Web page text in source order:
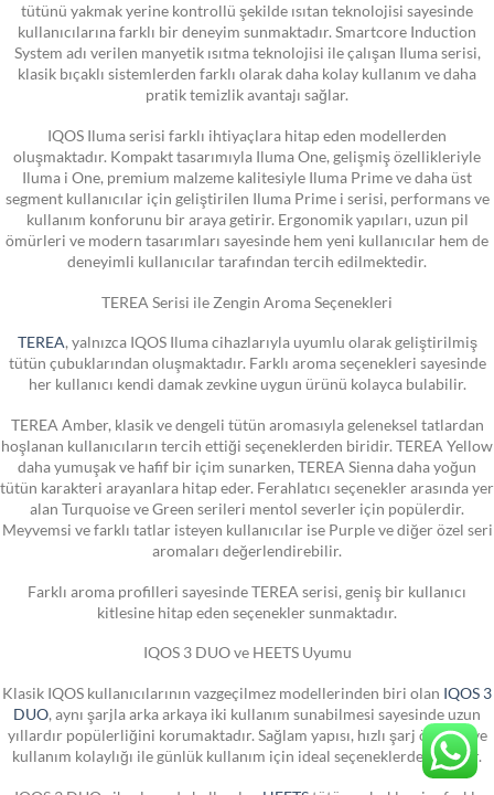
tütünü yakmak yerine kontrollü şekilde ısıtan teknolojisi sayesinde
kullanıcılarına farklı bir deneyim sunmaktadır. Smartcore Induction
System adı verilen manyetik ısıtma teknolojisi ile çalışan Iluma serisi,
klasik bıçaklı sistemlerden farklı olarak daha kolay kullanım ve daha
pratik temizlik avantajı sağlar.
IQOS Iluma serisi farklı ihtiyaçlara hitap eden modellerden
oluşmaktadır. Kompakt tasarımıyla Iluma One, gelişmiş özellikleriyle
Iluma i One, premium malzeme kalitesiyle Iluma Prime ve daha üst
segment kullanıcılar için geliştirilen Iluma Prime i serisi, performans ve
kullanım konforunu bir araya getirir. Ergonomik yapıları, uzun pil
ömürleri ve modern tasarımları sayesinde hem yeni kullanıcılar hem de
deneyimli kullanıcılar tarafından tercih edilmektedir.
TEREA Serisi ile Zengin Aroma Seçenekleri
TEREA, yalnızca IQOS Iluma cihazlarıyla uyumlu olarak geliştirilmiş
tütün çubuklarından oluşmaktadır. Farklı aroma seçenekleri sayesinde
her kullanıcı kendi damak zevkine uygun ürünü kolayca bulabilir.
TEREA Amber, klasik ve dengeli tütün aromasıyla geleneksel tatlardan
hoşlanan kullanıcıların tercih ettiği seçeneklerden biridir. TEREA Yellow
daha yumuşak ve hafif bir içim sunarken, TEREA Sienna daha yoğun
tütün karakteri arayanlara hitap eder. Ferahlatıcı seçenekler arasında yer
alan Turquoise ve Green serileri mentol severler için popülerdir.
Meyvemsi ve farklı tatlar isteyen kullanıcılar ise Purple ve diğer özel seri
aromaları değerlendirebilir.
Farklı aroma profilleri sayesinde TEREA serisi, geniş bir kullanıcı
kitlesine hitap eden seçenekler sunmaktadır.
IQOS 3 DUO ve HEETS Uyumu
Klasik IQOS kullanıcılarının vazgeçilmez modellerinden biri olan IQOS 3
DUO, aynı şarjla arka arkaya iki kullanım sunabilmesi sayesinde uzun
yıllardır popülerliğini korumaktadır. Sağlam yapısı, hızlı şarj özelliği ve
kullanım kolaylığı ile günlük kullanım için ideal seçeneklerden biridir.